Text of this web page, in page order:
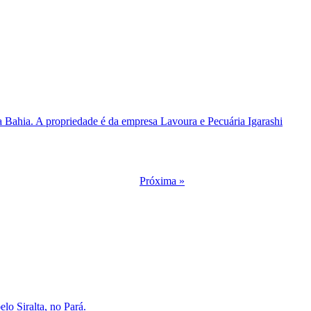
A propriedade é da empresa Lavoura e Pecuária Igarashi
Próxima »
Siralta, no Pará.